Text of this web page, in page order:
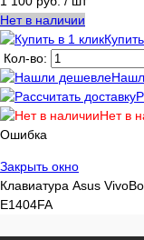
Нет в наличии
Кол-во:
Нет в
Ошибка
Закрыть окно
Клавиатура Asus
E1404FA